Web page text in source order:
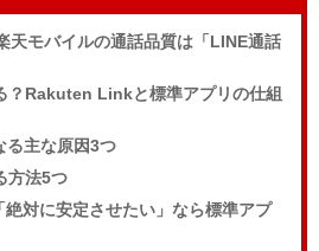
天モバイルの通話品質は「LINE通話
？Rakuten Linkと標準アプリの仕組
る主な原因3つ
方法5つ
対に安定させたい」なら標準アプ